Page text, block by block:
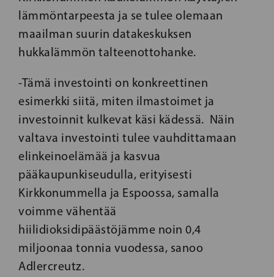
lämmöntarpeesta ja se tulee olemaan
maailman suurin datakeskuksen
hukkalämmön talteenottohanke.
-Tämä investointi on konkreettinen
esimerkki siitä, miten ilmastoimet ja
investoinnit kulkevat käsi kädessä. Näin
valtava investointi tulee vauhdittamaan
elinkeinoelämää ja kasvua
pääkaupunkiseudulla, erityisesti
Kirkkonummella ja Espoossa, samalla
voimme vähentää
hiilidioksidipäästöjämme noin 0,4
miljoonaa tonnia vuodessa, sanoo
Adlercreutz.